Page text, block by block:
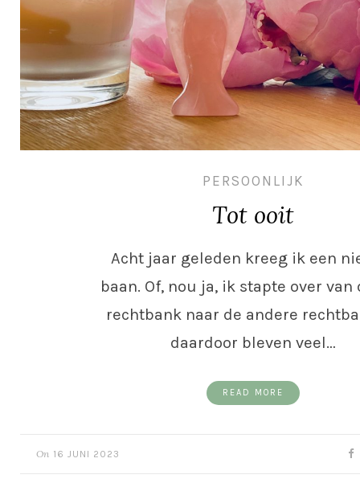
PERSOONLIJK
Tot ooit
Acht jaar geleden kreeg ik een
baan. Of, nou ja, ik stapte over van
rechtbank naar de andere
daardoor bleven veel…
READ MORE
On 16 JUNI 2023